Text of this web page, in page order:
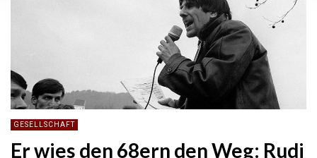
GESELLSCHAFT
Er wies den 68ern den Weg: Rudi